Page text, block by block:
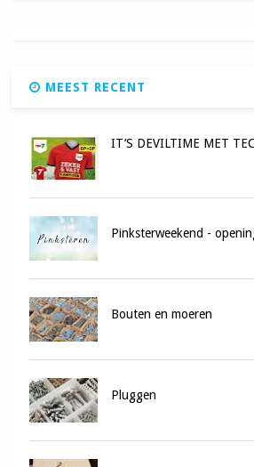
MEEST RECENT
IT’S DEVILTIME MET
Pinksterweekend -
Bouten en moeren
Pluggen